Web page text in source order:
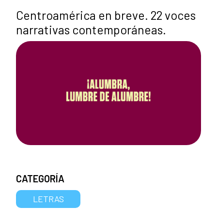
Centroamérica en breve. 22 voces
narrativas contemporáneas.
CATEGORÍA
LETRAS